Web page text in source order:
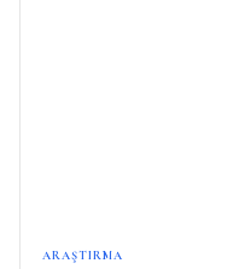
ARAŞTIRMA